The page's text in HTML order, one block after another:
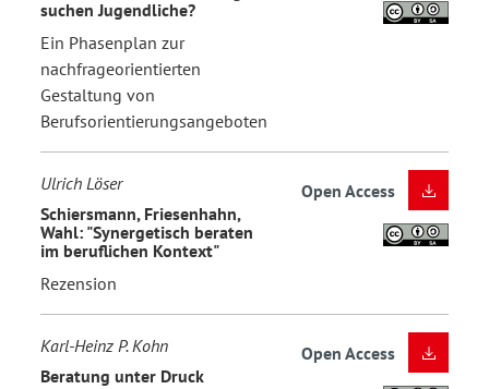
suchen Jugendliche?
Ein Phasenplan zur
nachfrageorientierten
Gestaltung von
Berufsorientierungsangeboten
Ulrich Löser
Schiersmann, Friesenhahn,
Wahl: "Synergetisch beraten
im beruflichen Kontext"
Rezension
Open Access
Karl-Heinz P. Kohn
Beratung unter Druck
Open Access